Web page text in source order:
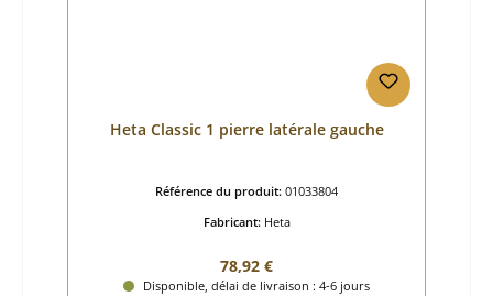
Heta Classic 1 pierre latérale gauche
Référence du produit: 01033804
Fabricant: Heta
Prix régulier :
78,92 €
Disponible, délai de livraison : 4-6 jours